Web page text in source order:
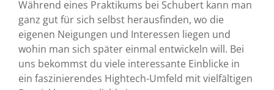
Während eines Praktikums bei Schubert kann man
ganz gut für sich selbst herausfinden, wo die
eigenen Neigungen und Interessen liegen und
wohin man sich später einmal entwickeln will. Bei
uns bekommst du viele interessante Einblicke in
ein faszinierendes Hightech-Umfeld mit vielfältigen